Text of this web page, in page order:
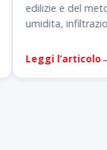
edilizie e del
umidita,
Leggi l’articolo→